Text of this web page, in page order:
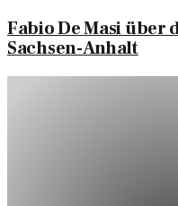
Fabio De Masi
Sachsen-Anhalt